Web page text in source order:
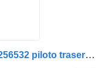
MAN Lampă spate dreapta 81252256532 piloto trasero para MAN camión